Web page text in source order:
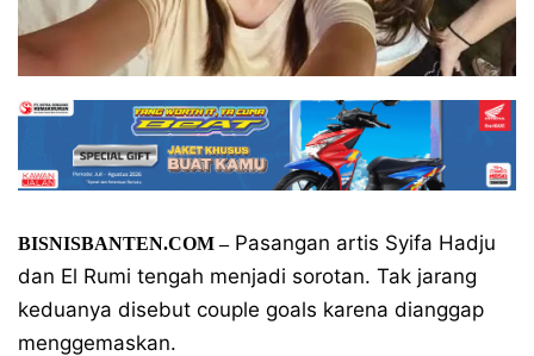
BISNISBANTEN.COM –Pasangan artis Syifa Hadju
dan El Rumi tengah menjadi sorotan. Tak jarang
keduanya disebut couple goals karena dianggap
menggemaskan.